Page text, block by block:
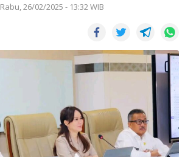
Rabu, 26/02/2025 - 13:32 WIB